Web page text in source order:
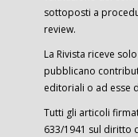
sottoposti a
review.
La Rivista riceve
pubblicano
editoriali o ad esse
Tutti gli articoli
633/1941 sul diritto